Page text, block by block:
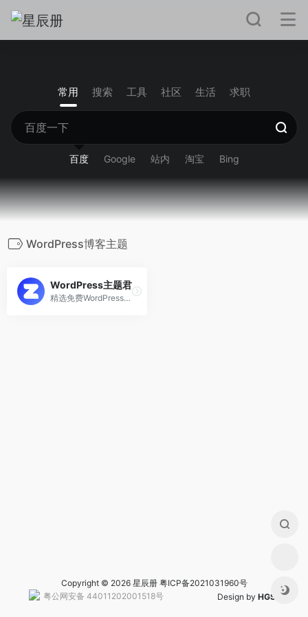
常用 搜索 工具 社区 生活 求职
百度 Google 站内 淘宝 Bing
WordPress博客主题
WordPress主题君
精选免费WordPress主题模板下载
Copyright © 2026 星辰册 粤ICP备2021031960号
粤公网安备 44011202001518号Design by HGS